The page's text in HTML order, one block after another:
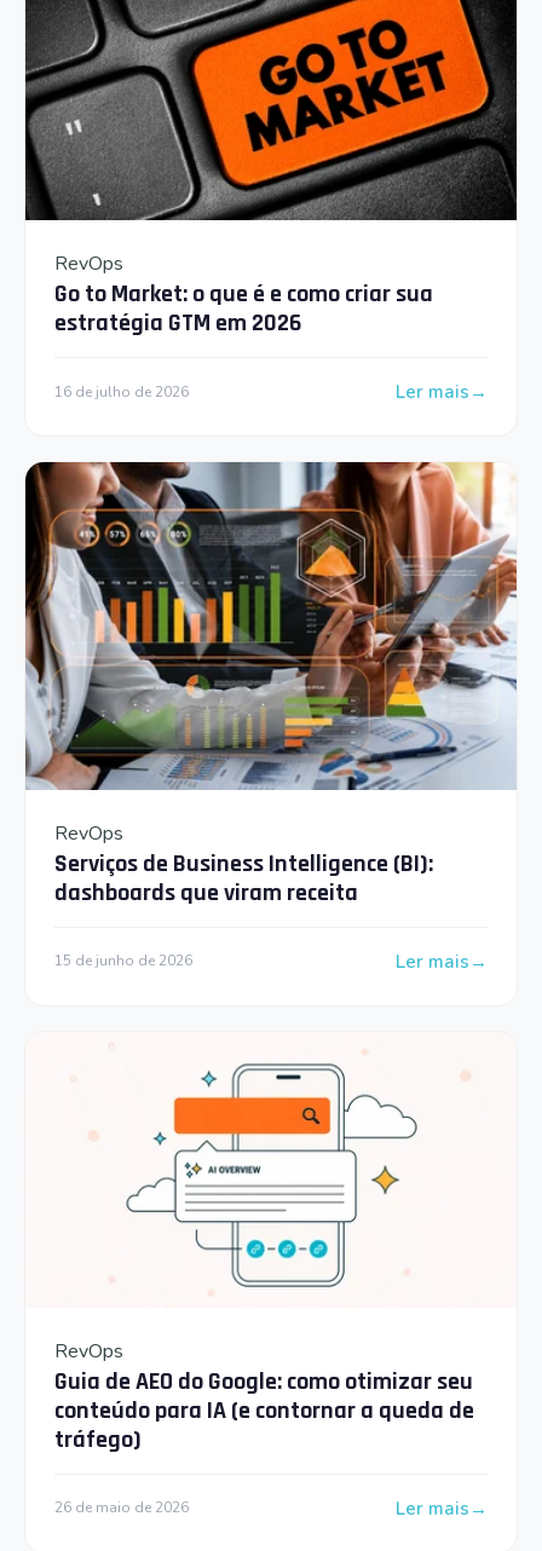
RevOps
Go to Market: o que é e como criar sua
estratégia GTM em 2026
16 de julho de 2026 Ler mais
: Go to Market:
RevOps
Serviços de Business Intelligence (BI):
dashboards que viram receita
15 de junho de 2026 Ler mais
: Serviços de
RevOps
Guia de AEO do Google: como otimizar seu
conteúdo para IA (e contornar a queda de
tráfego)
26 de maio de 2026 Ler mais
: Guia de AEO